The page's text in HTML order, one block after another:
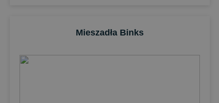
Mieszadła Binks